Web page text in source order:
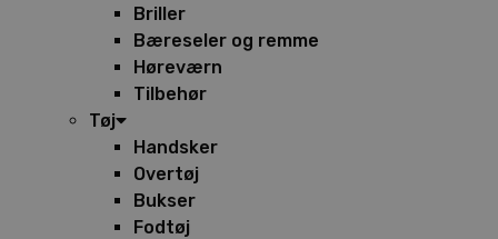
Briller
Bæreseler og remme
Høreværn
Tilbehør
Tøj
Handsker
Overtøj
Bukser
Fodtøj